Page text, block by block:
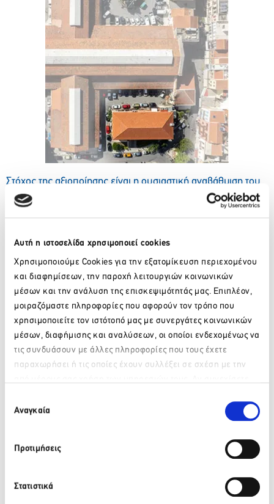
Αυτή η ιστοσελίδα χρησιμοποιεί cookies
Χρησιμοποιούμε Cookies για την εξατομίκευση περιεχομένου
και διαφημίσεων, την παροχή λειτουργιών κοινωνικών
μέσων και την ανάλυση της επισκεψιμότητάς μας. Επιπλέον,
μοιραζόμαστε πληροφορίες που αφορούν τον τρόπο που
χρησιμοποιείτε τον ιστότοπό μας με συνεργάτες κοινωνικών
μέσων, διαφήμισης και αναλύσεων, οι οποίοι ενδεχομένως να
τις συνδυάσουν με άλλες πληροφορίες που τους έχετε
παραχωρήσει ή τις οποίες έχουν συλλέξει σε σχέση με την
των Cookies μας.
συγκατάθεσης
Αναγκαία
Προτιμήσεις
Στατιστικά
Στόχος της αξιοποίησης είναι η ουσιαστική αναβάθμιση του
ακινήτου και η μετατροπή του σε έναν σύγχρονο πυρήνα
επιχειρηματικής, τουριστικής και πολιτιστικής ανάπτυξης,
συμβάλλοντας παράλληλα στην ανάδειξη της ευρύτερης
των Χανίων.
Η διάρκεια του ηλεκτρονικού διαγωνισμού έχει οριστεί έως
τις 03/07/2026 και οι σχετικοί όροι και προϋποθέσεις
συμμετοχής είναι αναρτημένοι στην πλατφόρμα www.e-
publicrealestate.gr.
Για περισσότερες πληροφορίες και ενημέρωση σχετικά με
την ΕΤΑΔ, μπορείτε να ανατρέξετε στηνιστοσελίδατης
Εταιρείας.
LinkedIn
Πίσω